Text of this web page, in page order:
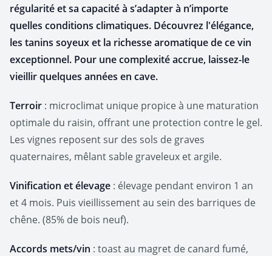
régularité et sa capacité à s’adapter à n’importe
quelles conditions climatiques. Découvrez l'élégance,
les tanins soyeux et la richesse aromatique de ce vin
exceptionnel. Pour une complexité accrue, laissez-le
vieillir quelques années en cave.
Terroir : microclimat unique propice à une maturation
optimale du raisin, offrant une protection contre le gel.
Les vignes reposent sur des sols de graves
quaternaires, mêlant sable graveleux et argile.
Vinification et élevage : élevage pendant environ 1 an
et 4 mois. Puis vieillissement au sein des barriques de
chêne. (85% de bois neuf).
Accords mets/vin : toast au magret de canard fumé,